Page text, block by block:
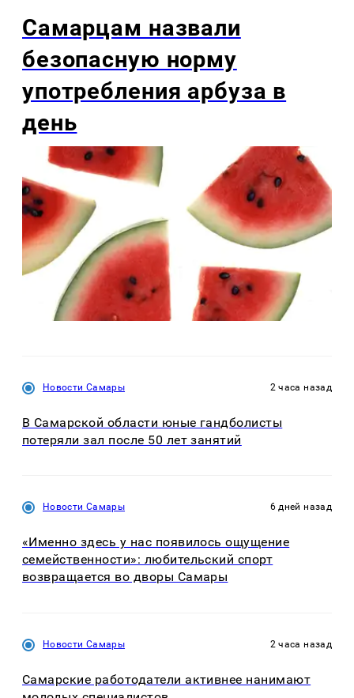
Самарцам назвали
безопасную норму
употребления арбуза в
день
Новости Самары 2 часа назад
В Самарской области юные гандболисты
потеряли зал после 50 лет занятий
Новости Самары 6 дней назад
«Именно здесь у нас появилось ощущение
семейственности»: любительский спорт
возвращается во дворы Самары
Новости Самары 2 часа назад
Самарские работодатели активнее нанимают